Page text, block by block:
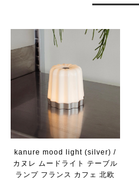
kanure mood light (silver) /
カヌレ ムードライト テーブル
ランプ フランス カフェ 北欧